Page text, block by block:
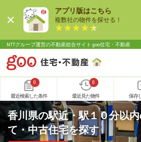
アプリ版はこちら
複数社の物件を探せる！
NTTグループ運営の不動産総合サイト goo住宅・不動産
0
最近検索した条件
0
最近見た物件 保存
香川県の駅近・駅１０分以
て・中古住宅を探す